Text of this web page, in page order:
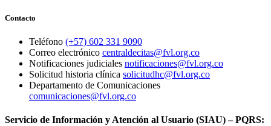
Contacto
Teléfono (+57) 602 331 9090
Correo electrónico centraldecitas@fvl.org.co
Notificaciones judiciales notificaciones@fvl.org.co
Solicitud historia clínica solicitudhc@fvl.org.co
Departamento de Comunicaciones
comunicaciones@fvl.org.co
Servicio de Información y Atención al Usuario (SIAU) – PQRS: